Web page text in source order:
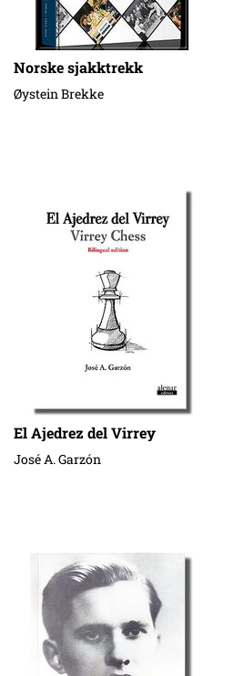
Norske sjakktrekk
Øystein Brekke
El Ajedrez del Virrey
José A. Garzón